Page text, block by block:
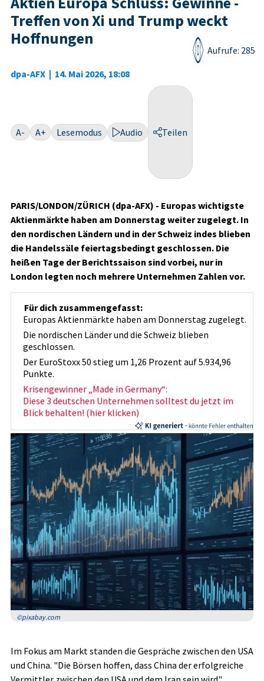
Treffen von Xi und Trump weckt
Hoffnungen
dpa-AFX | 14. Mai 2026, 18:08
Aufrufe: 285
A- A+ Lesemodus Audio Teilen
PARIS/LONDON/ZÜRICH (dpa-AFX) - Europas wichtigste
Aktienmärkte haben am Donnerstag weiter zugelegt. In
den nordischen Ländern und in der Schweiz indes blieben
die Handelssäle feiertagsbedingt geschlossen. Die
heißen Tage der Berichtssaison sind vorbei, nur in
London legten noch mehrere Unternehmen Zahlen vor.
Für dich zusammengefasst:
Europas Aktienmärkte haben am Donnerstag zugelegt.
Die nordischen Länder und die Schweiz blieben
geschlossen.
Der EuroStoxx 50 stieg um 1,26 Prozent auf 5.934,96
Punkte.
Krisengewinner „Made in Germany“:
Diese 3 deutschen Unternehmen solltest du jetzt im
Blick behalten! (hier klicken)
©pixabay.com
Im Fokus am Markt standen die Gespräche zwischen den USA
und China. "Die Börsen hoffen, dass China der erfolgreiche